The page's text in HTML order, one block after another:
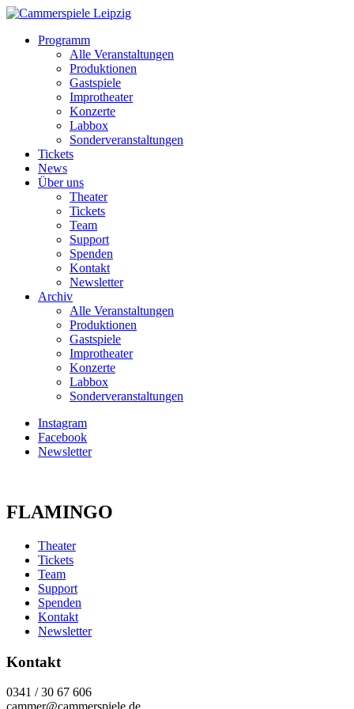
Programm
Alle Veranstaltungen
Produktionen
Gastspiele
Improtheater
Konzerte
Labbox
Sonderveranstaltungen
Tickets
News
Über uns
Theater
Tickets
Team
Support
Spenden
Kontakt
Newsletter
Archiv
Alle Veranstaltungen
Produktionen
Gastspiele
Improtheater
Konzerte
Labbox
Sonderveranstaltungen
Instagram
Facebook
Newsletter
FLAMINGO
Theater
Tickets
Team
Support
Spenden
Kontakt
Newsletter
Kontakt
0341 / 30 67 606